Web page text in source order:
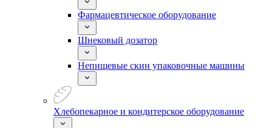
Фармацевтическое оборудование
Шнековый дозатор
Непищевые скин упаковочные машины
Хлебопекарное и кондитерское оборудование